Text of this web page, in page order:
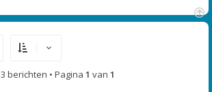
O
3 berichten • Pagina 1 van 1